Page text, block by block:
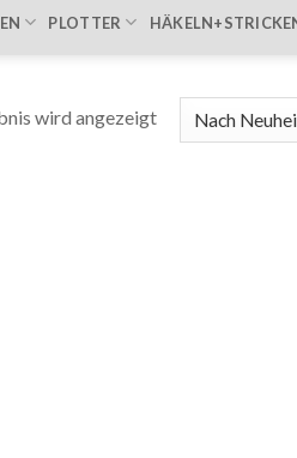
PLOTTER
wird angezeigt